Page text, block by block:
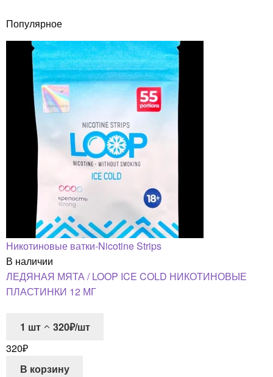
Популярное
Никотиновые ватки-Nicotine Strips
В наличии
ЛЕДЯНАЯ МЯТА / LOOP ICE COLD НИКОТИНОВЫЕ
ПЛАСТИНКИ 12 МГ
1 шт
320₽/шт
320₽
В корзину